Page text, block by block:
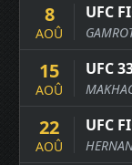
8
AOÛ
UFC
15
AOÛ
UFC
22
AOÛ
UFC